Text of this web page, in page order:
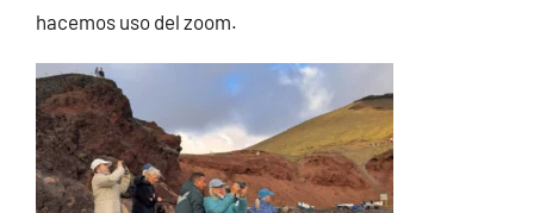
hacemos uso del zoom.